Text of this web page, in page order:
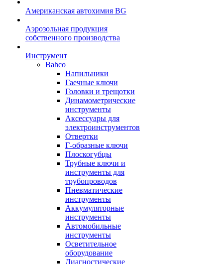
Американская автохимия BG
Аэрозольная продукция
собственного производства
Инструмент
Bahco
Напильники
Гаечные ключи
Головки и трещотки
Динамометрические
инструменты
Аксессуары для
электроинструментов
Отвертки
Г-образные ключи
Плоскогубцы
Трубные ключи и
инструменты для
трубопроводов
Пневматические
инструменты
Аккумуляторные
инструменты
Автомобильные
инструменты
Осветительное
оборудование
Диагностические